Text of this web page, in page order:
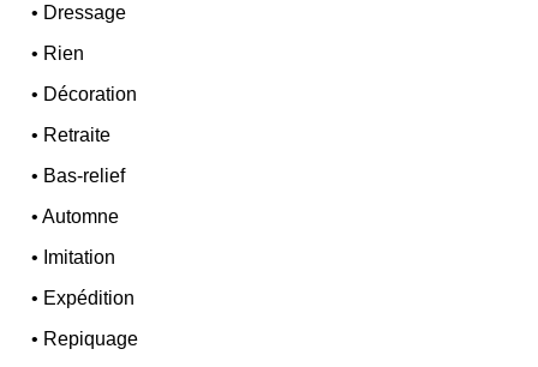
• Dressage
• Rien
• Décoration
• Retraite
• Bas-relief
•Automne
• Imitation
• Expédition
• Repiquage